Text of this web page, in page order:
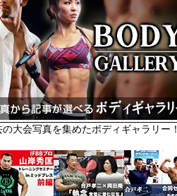
の大会写真を集めたボディギャラリー！